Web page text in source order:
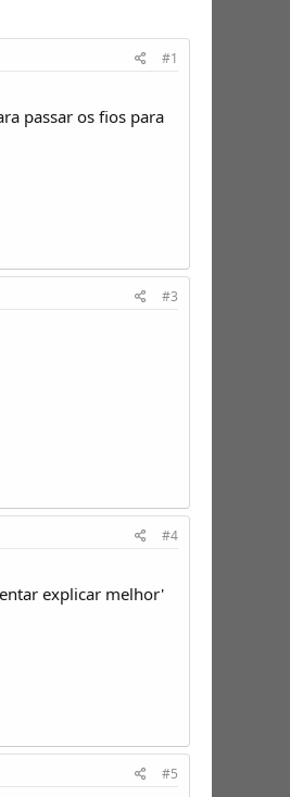
#1
passar os fios para
#3
#4
explicar melhor'
#5